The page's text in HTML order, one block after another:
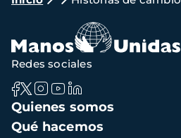
navegación
Navegación
principal
Quienes somos
Qué hacemos
Redes sociales